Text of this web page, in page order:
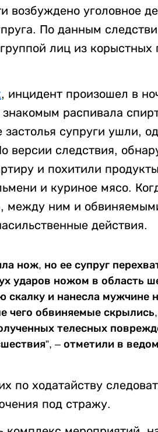
возбуждено уголовное
По данным
лиц из корыстных
, инцидент произошел в
распивала
супруги ушли,
версии следствия,
и похитили
и куриное мясо.
между ним и
действия.
нож, но ее супруг
ударов ножом в область
и нанесла мужчине
чего обвиняемые
телесных
– отметили в
по ходатайству
под стражу.